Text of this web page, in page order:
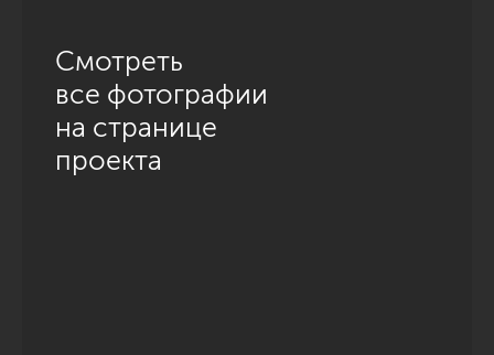
Смотреть
все фотографии
на странице
проекта